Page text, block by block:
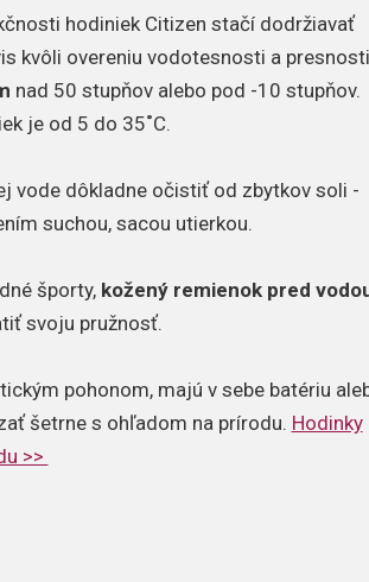
hodiniek Citizen stačí dodržiavať
kvôli overeniu vodotesnosti a presnosti
nad 50 stupňov alebo pod -10 stupňov.
je od 5 do 35˚C.
vode dôkladne očistiť od zbytkov soli -
suchou, sacou utierkou.
športy, kožený remienok pred
svoju pružnosť.
pohonom, majú v sebe batériu
šetrne s ohľadom na prírodu. Hodinky
>>